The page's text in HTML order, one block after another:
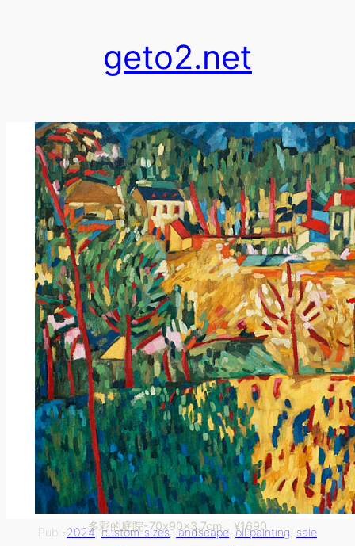
geto2.net
多彩的庭院-70x90x3.7cm，¥1690
Pub.-2024, custom-sizes, landscape , oil painting sale